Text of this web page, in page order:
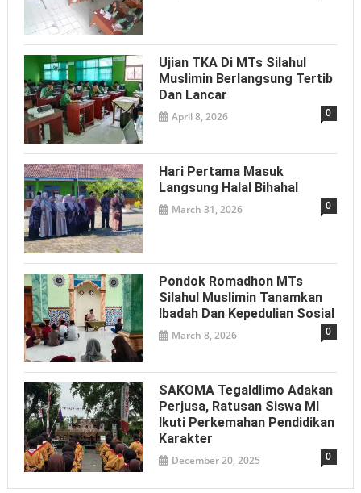
Ujian TKA Di MTs Silahul
Muslimin Berlangsung Tertib
Dan Lancar
April 8, 2026 0
Hari Pertama Masuk
Langsung Halal Bihahal
March 31, 2026 0
Pondok Romadhon MTs
Silahul Muslimin Tanamkan
Ibadah Dan Kepedulian Sosial
March 8, 2026 0
SAKOMA Tegaldlimo Adakan
Perjusa, Ratusan Siswa MI
Ikuti Perkemahan Pendidikan
Karakter
December 20, 2025 0